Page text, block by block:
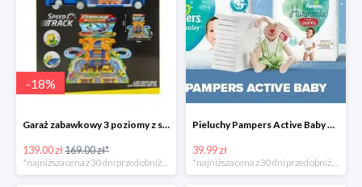
-18%
Garaż zabawkowy 3 poziomy z samochodzikami
139.00 zł169.00 zł*
*najniższa cena z 30 dni przed obniżką
Pieluchy Pampers Active Baby od 39,99 zł
39.99 zł
*najniższa cena z 30 dni przed obniżką